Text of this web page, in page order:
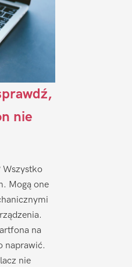
nie
Wszystko
Mogą one
na
naprawić.
nie